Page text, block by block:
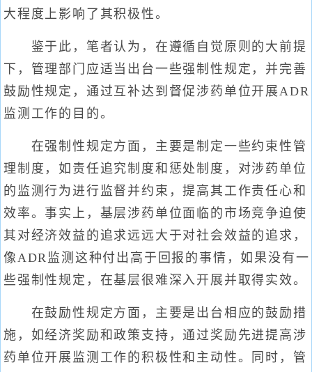
大程度上影响了其积极性。
鉴于此，笔者认为，在遵循自觉原则的大前提
下，管理部门应适当出台一些强制性规定，并完善
鼓励性规定，通过互补达到督促涉药单位开展ADR
监测工作的目的。
在强制性规定方面，主要是制定一些约束性管
理制度，如责任追究制度和惩处制度，对涉药单位
的监测行为进行监督并约束，提高其工作责任心和
效率。事实上，基层涉药单位面临的市场竞争迫使
其对经济效益的追求远远大于对社会效益的追求，
像ADR监测这种付出高于回报的事情，如果没有一
些强制性规定，在基层很难深入开展并取得实效。
在鼓励性规定方面，主要是出台相应的鼓励措
施，如经济奖励和政策支持，通过奖励先进提高涉
药单位开展监测工作的积极性和主动性。同时，管